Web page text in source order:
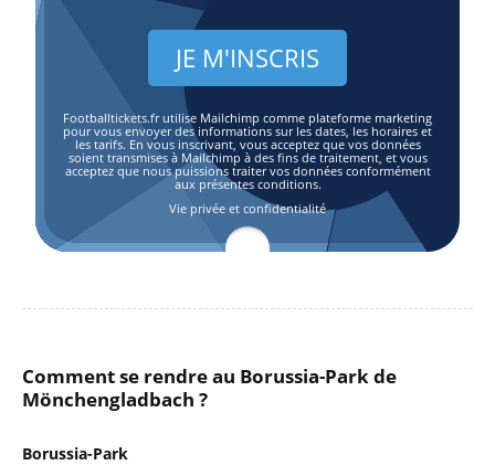
Footballtickets.fr utilise Mailchimp comme plateforme marketing
pour vous envoyer des informations sur les dates, les horaires et
les tarifs. En vous inscrivant, vous acceptez que vos données
soient transmises à Mailchimp à des fins de traitement, et vous
acceptez que nous puissions traiter vos données conformément
aux présentes conditions.
Vie privée et confidentialité
Comment se rendre au Borussia-Park de
Mönchengladbach ?
Borussia-Park